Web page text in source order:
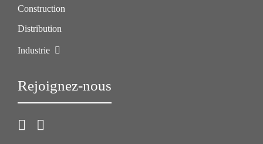
Construction
Distribution
Industrie
Rejoignez-nous